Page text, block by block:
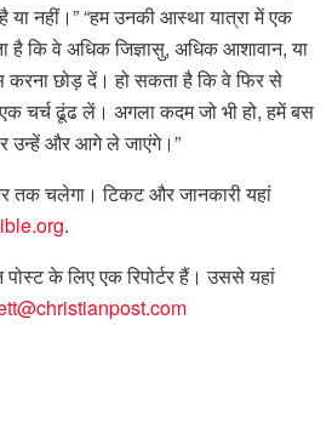
या नहीं।” “हम उनकी आस्था यात्रा में एक
है कि वे अधिक जिज्ञासु, अधिक आशावान, या
छोड़ दें। हो सकता है कि वे फिर से
चर्च ढूंढ लें। अगला कदम जो भी हो, हमें बस
उन्हें और आगे ले जाएंगे।”
तक चलेगा। टिकट और जानकारी यहां
.
के लिए एक रिपोर्टर हैं। उससे यहां